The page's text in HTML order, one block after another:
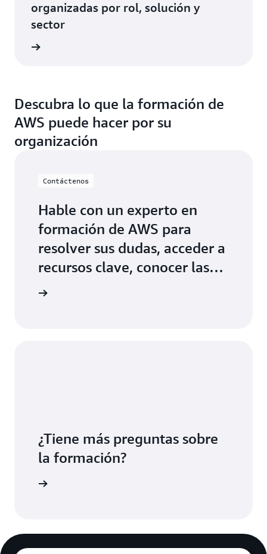
organizadas por rol, solución y
sector
Descubra lo que la formación de
AWS puede hacer por su
organización
Contáctenos
Hable con un experto en
formación de AWS para
resolver sus dudas, acceder a
recursos clave, conocer las
prácticas recomendadas y
¿Tiene más preguntas sobre
la formación?